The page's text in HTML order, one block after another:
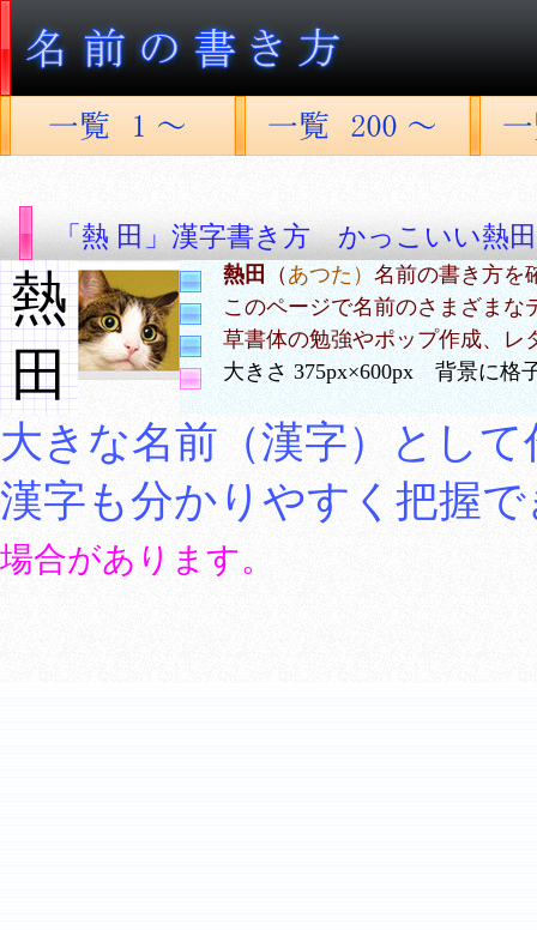
「熱 田」漢字書き方 かっこいい熱田
熱
田
熱田 （あつた） 名前の書き方を
このページで名前のさまざまな
草書体の勉強やポップ作成、レ
大きさ 375px×600px 背景に格
大きな名前（漢字）とし
漢字も分かりやすく把握
場合があります。